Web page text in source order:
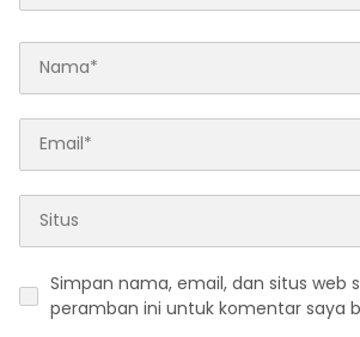
Simpan nama, email, dan situs web
peramban ini untuk komentar saya